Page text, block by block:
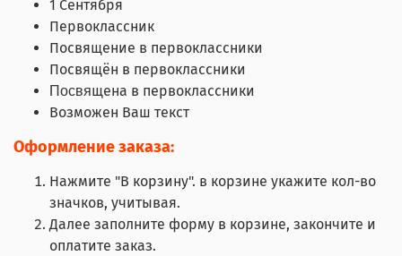
1 Сентября
Первоклассник
Посвящение в первоклассники
Посвящён в первоклассники
Посвящена в первоклассники
Возможен Ваш текст
Оформление заказа:
Нажмите "В корзину". в корзине укажите кол-во
значков, учитывая.
Далее заполните форму в корзине, закончите и
оплатите заказ.